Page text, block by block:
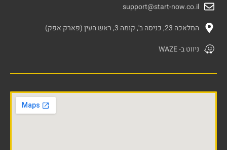
support@start-now.co.il
המלאכה 23, כניסה ב', קומה 3, ראש העין (פארק אפק)
ניווט ב- WAZE